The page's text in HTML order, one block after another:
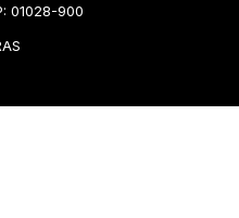
01028-900